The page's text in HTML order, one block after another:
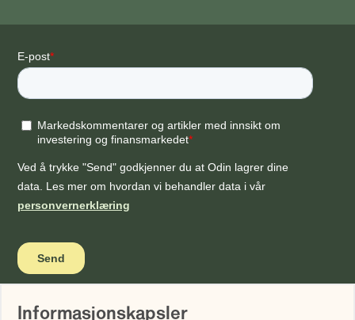
Informasjonskapsler